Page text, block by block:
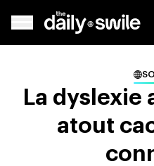
La dyslexie
atout